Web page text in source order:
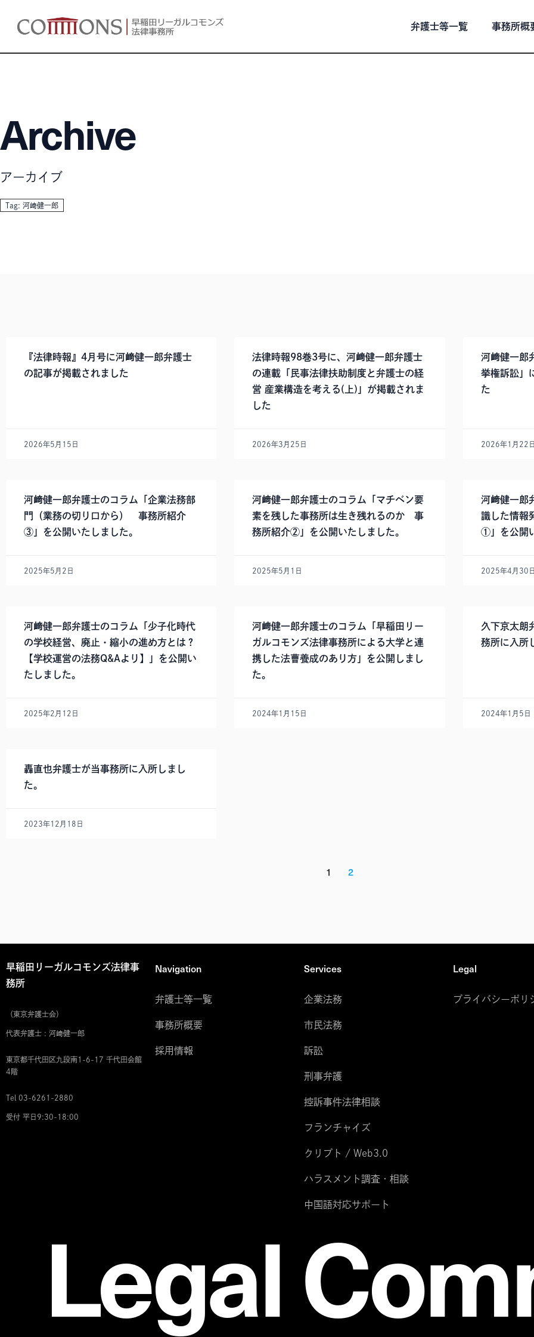
弁護士等一覧 事務所概
Archive
アーカイブ
Tag: 河﨑健一郎
『法律時報』4月号に河﨑健一郎弁護士
の記事が掲載されました
2026年5月15日
法律時報98巻3号に、河﨑健一郎弁護士
の連載「民事法律扶助制度と弁護士の経
営 産業構造を考える(上)」が掲載されま
した
2026年3月25日
河﨑健一郎
挙権訴訟」
た
2026年1月22
河﨑健一郎弁護士のコラム「企業法務部
門（業務の切り口から） 事務所紹介
③」を公開いたしました。
2025年5月2日
河﨑健一郎弁護士のコラム「マチベン要
素を残した事務所は生き残れるのか 事
務所紹介②」を公開いたしました。
2025年5月1日
河﨑健一郎
識した情報
①」を公開
2025年4月30
河﨑健一郎弁護士のコラム「少子化時代
の学校経営、廃止・縮小の進め方とは？
【学校運営の法務Q&Aより】」を公開い
たしました。
2025年2月12日
河﨑健一郎弁護士のコラム「早稲田リー
ガルコモンズ法律事務所による大学と連
携した法曹養成のあり方」を公開しまし
た。
2024年1月15日
久下京太朗
務所に入所
2024年1月5日
轟直也弁護士が当事務所に入所しまし
た。
2023年12月18日
1 2
早稲田リーガルコモンズ法律事
務所
（東京弁護士会）
代表弁護士 : 河﨑健一郎
東京都千代田区九段南1-6-17 千代田会館
4階
Tel 03-6261-2880
受付 平日9:30-18:00
Navigation
弁護士等一覧
事務所概要
採用情報
Services
企業法務
市民法務
訴訟
刑事弁護
控訴事件法律相談
フランチャイズ
クリプト / Web3.0
ハラスメント調査・相談
中国語対応サポート
Legal
プライバシーポリ
Legal